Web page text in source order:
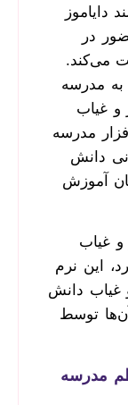
دایاموز
در
می‌کند.
به مدرسه
و غیاب
مدرسه
دانش
آموزش
غیاب
این نرم
غیاب دانش
توسط
مدرسه